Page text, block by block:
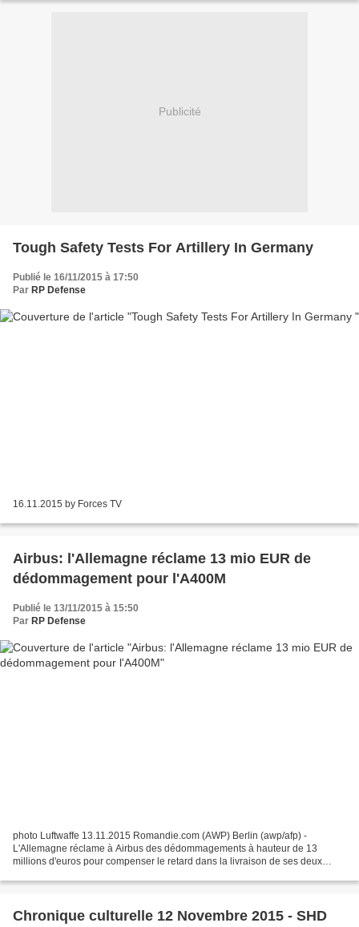
Publicité
Tough Safety Tests For Artillery In Germany
Publié le 16/11/2015 à 17:50
Par RP Defense
16.11.2015 by Forces TV
Airbus: l'Allemagne réclame 13 mio EUR de
dédommagement pour l'A400M
Publié le 13/11/2015 à 15:50
Par RP Defense
photo Luftwaffe 13.11.2015 Romandie.com (AWP) Berlin (awp/afp) -
L'Allemagne réclame à Airbus des dédommagements à hauteur de 13
millions d'euros pour compenser le retard dans la livraison de ses deux
Chronique culturelle 12 Novembre 2015 - SHD